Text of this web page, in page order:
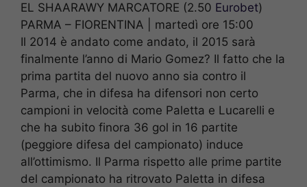
EL SHAARAWY MARCATORE (2.50 Eurobet)
PARMA – FIORENTINA | martedì ore 15:00
Il 2014 è andato come andato, il 2015 sarà
finalmente l’anno di Mario Gomez? Il fatto che la
prima partita del nuovo anno sia contro il
Parma, che in difesa ha difensori non certo
campioni in velocità come Paletta e Lucarelli e
che ha subito finora 36 gol in 16 partite
(peggiore difesa del campionato) induce
all’ottimismo. Il Parma rispetto alle prime partite
del campionato ha ritrovato Paletta in difesa